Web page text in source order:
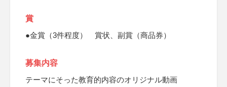
賞
●金賞（3件程度） 賞状、副賞（商品券）
募集内容
テーマにそった教育的内容のオリジナル動画